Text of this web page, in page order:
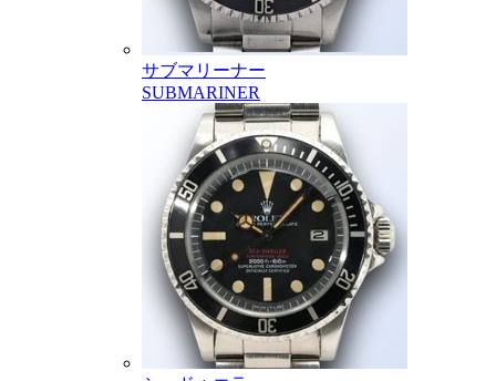
サブマリーナー
SUBMARINER